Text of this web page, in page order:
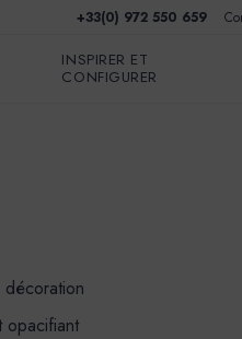
+33(0) 972 550 659
INSPIRER ET
CONFIGURER
opacifiant